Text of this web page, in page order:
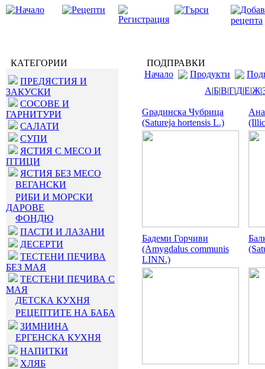
КАТЕГОРИИ
ПРЕДЯСТИЯ И
ЗАКУСКИ
СОСОВЕ И
ГАРНИТУРИ
САЛАТИ
СУПИ
ЯСТИЯ С МЕСО И
ПТИЦИ
ЯСТИЯ БЕЗ МЕСО
ВЕГАНСКИ
РИБИ И МОРСКИ
ДАРОВЕ
ФОНДЮ
ПАСТИ И ЛАЗАНИ
ДЕСЕРТИ
ТЕСТЕНИ ПЕЧИВА
БЕЗ МАЯ
ТЕСТЕНИ ПЕЧИВА С
МАЯ
ДЕТСКА КУХНЯ
РЕЦЕПТИТЕ НА БАБА
ЗИМНИНА
ЕРГЕНСКА КУХНЯ
НАПИТКИ
ХЛЯБ
ПОДПРАВКИ
Начало
Продукти
А|Б|В|Г|Д|Е|Ж|
Gрадинска Чубрица
(Satureja hortensis L.)
Бадеми Горчиви
(Amygdalus communis
LINN.)